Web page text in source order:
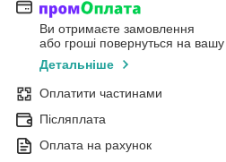
Ви отримаєте замовлення
або гроші повернуться на вашу
Детальніше
Оплатити частинами
Післяплата
Оплата на рахунок